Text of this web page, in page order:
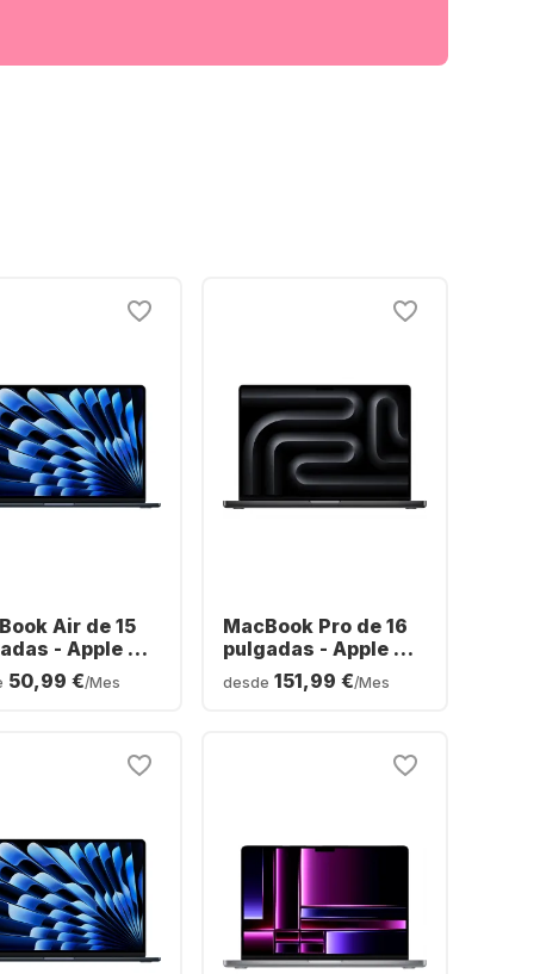
Air de 15
- Apple M5
- SSD de 512
Apple 10
50,99 €/Mes
MacBook Pro de 16
pulgadas - Apple M5
Max - 36 GB - SSD
de 2 TB - Apple 32
desde 151,99 €/Mes